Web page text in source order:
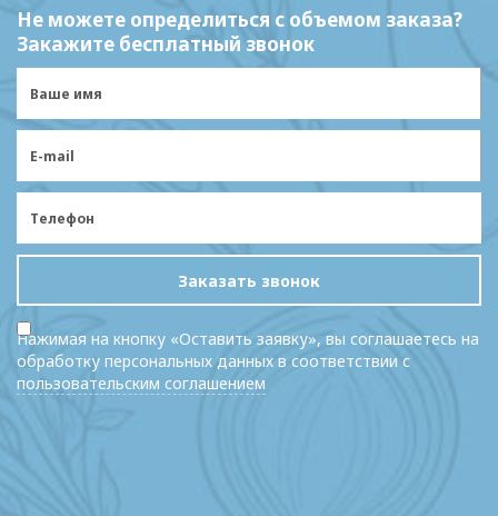
Не можете определиться с объемом заказа?
Закажите бесплатный звонок
Заказать звонок
Нажимая на кнопку «Оставить заявку», вы соглашаетесь на
обработку персональных данных в соответствии с
пользовательским соглашением